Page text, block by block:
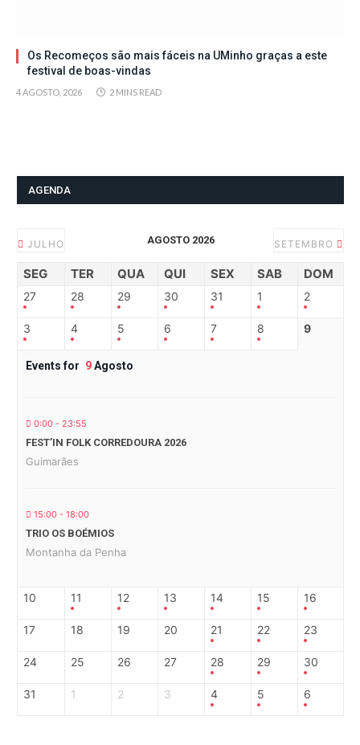
Os Recomeços são mais fáceis na UMinho graças a este
festival de boas-vindas
4 AGOSTO, 2026 2 MINS READ
AGENDA
JULHO AGOSTO 2026 SETEMBRO
SEG TER QUA QUI SEX SAB DOM
27 28 29 30 31 1 2
3 4 5 6 7 8 9
Events for 9Agosto
0:00 - 23:55
FEST’IN FOLK CORREDOURA 2026
Guimarães
15:00 - 18:00
TRIO OS BOÉMIOS
Montanha da Penha
10 11 12 13 14 15 16
17 18 19 20 21 22 23
24 25 26 27 28 29 30
31 1 2 3 4 5 6